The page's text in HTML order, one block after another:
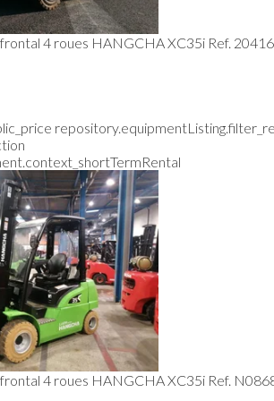
4 roues HANGCHAXC35i Ref. 20416
4 roues HANGCHAXC35i Ref.